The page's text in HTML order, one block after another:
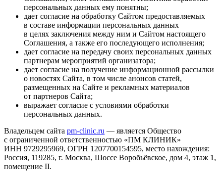
персональных данных ему понятны;
дает согласие на обработку Сайтом предоставляемых
в составе информации персональных данных
в целях заключения между ним и Сайтом настоящего
Соглашения, а также его последующего исполнения;
дает согласие на передачу своих персональных данных
партнерам мероприятий организатора;
дает согласие на получение информационной рассылки
о новостях Сайта, в том числе анонсов статей,
размещенных на Сайте и рекламных материалов
от партнеров Сайта;
выражает согласие с условиями обработки
персональных данных.
Владельцем сайта pm-clinic.ru — является Общество
с ограниченной ответственностью «ПМ КЛИНИК»
ИНН 9729295969, ОГРН 1207700154595, место нахождения:
Россия, 119285, г. Москва, Шоссе Воробьёвское, дом 4, этаж 1,
помещение II.